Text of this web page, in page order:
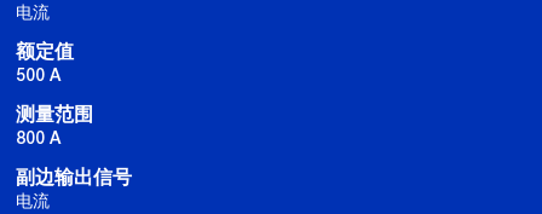
电流
额定值
500 A
测量范围
800 A
副边输出信号
电流